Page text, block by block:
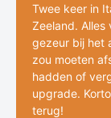
Twee keer in
Zeeland. Alles
gezeur bij het
zou moeten
hadden of
upgrade.
terug!